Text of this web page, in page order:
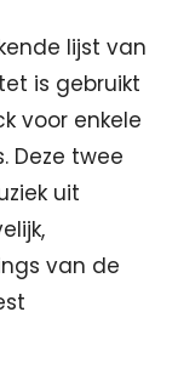
lijst van
is gebruikt
voor enkele
Deze twee
uit
van de